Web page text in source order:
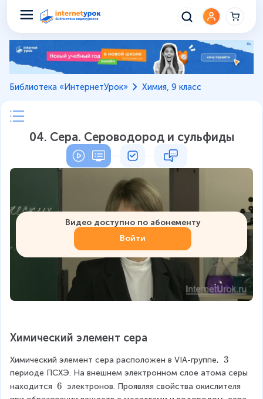
Библиотека «ИнтернетУрок» Химия, 9 класс
04. Сера. Сероводород и сульфиды
Видео доступно по абонементу
Войти
Химический элемент сера
Химический элемент сера расположен в VIА-группе, \
\
3
3
периоде ПСХЭ. На внешнем электронном слое атома серы
находится \
6 электронов. Проявляя свойства окислителя